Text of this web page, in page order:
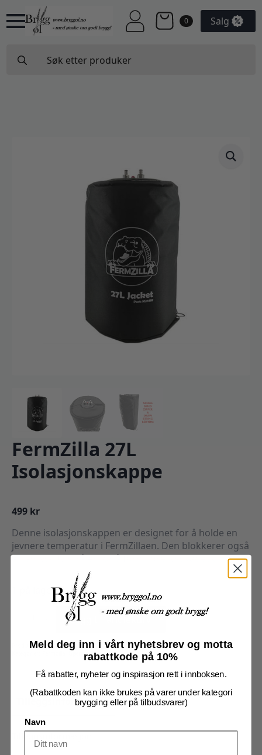
0 Salg
for:
FermZilla 27L
Isolasjonskappe
499 kr
Denne isolasjonskappen er designet for å holde en
jevnere temperatur i FermZillaen. Den blokkerer også
alt av lys/UV stråler for å forhindre lysskadet øl.
1 på lager
Legg I Handlekurv
Produktnummer:102248
Gjæring
Tilleggsinformasjon Omtaler (0)
Meld deg inn i vårt nyhetsbrev og motta
rabattkode på 10%
Få rabatter, nyheter og inspirasjon rett i innboksen.
(Rabattkoden kan ikke brukes på varer under kategori
brygging eller på tilbudsvarer)
Navn